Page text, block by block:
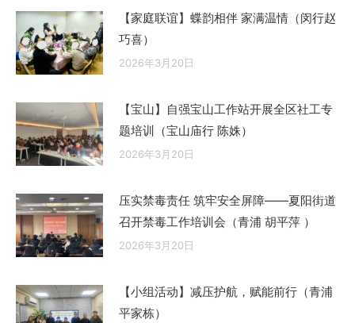
【家庭联谊】蝶韵相伴 家满温情（闵行赵
巧喜）
2026年3月20日
【宝山】自强宝山工作站开展全区社工专
题培训（宝山庙行 陈姝）
2026年3月20日
压实禁毒责任 筑牢安全屏障——夏阳街道
召开禁毒工作培训会（青浦 胡平萍 ）
2026年3月20日
【小组活动】减压护航，赋能前行（青浦
平家栋）